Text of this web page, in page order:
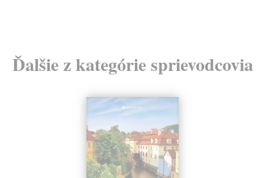
Ďalšie z kategórie sprievodcovia